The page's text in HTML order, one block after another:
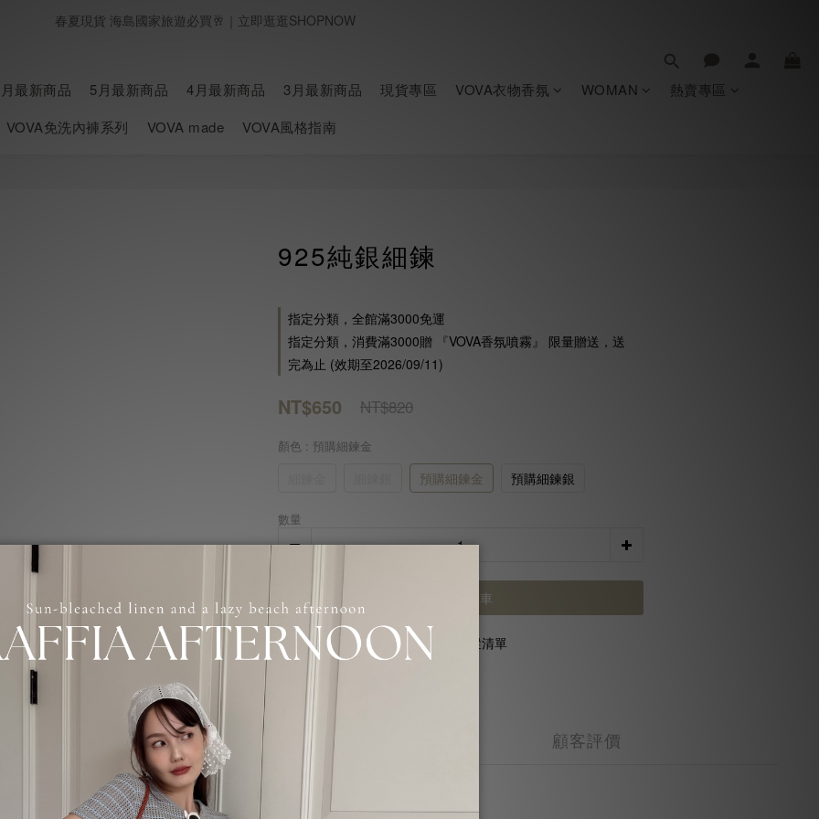
春夏現貨 海島國家旅遊必買🥂｜立即逛逛SHOPNOW
七月新品上線 🛎️｜立即逛逛
春夏現貨 海島國家旅遊必買🥂｜立即逛逛SHOPNOW
最新商品 5月最新商品 4月最新商品 3月最新商品 現貨專區 VOVA衣物香氛 WOMAN
熱賣專區
VOVA免洗內褲系列
VOVA made VOVA風格指南
925純銀細鍊
指定分類，全館滿3000免運
指定分類，消費滿3000贈 『VOVA香氛噴霧』 限量贈送，送
完為止 (效期至2026/09/11)
NT$650 NT$820
顏色 : 預購細鍊金
預購細鍊金 預購細鍊銀
數量
加入購物車
加入追蹤清單
送貨及付款方式 顧客評價
商品描述